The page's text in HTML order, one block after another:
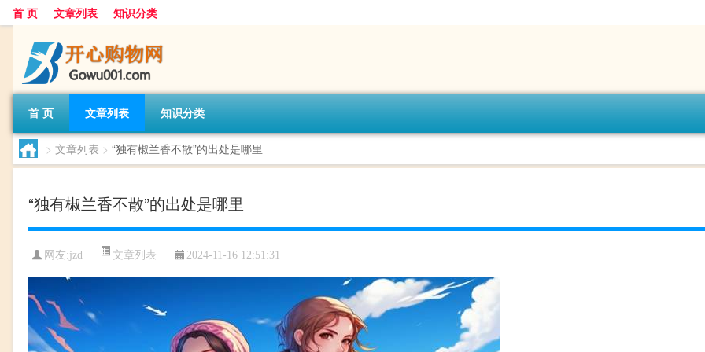
首 页 文章列表 知识分类
首 页 文章列表 知识分类
> 文章列表 > “独有椒兰香不散”的出处是哪里
“独有椒兰香不散”的出处是哪里
网友:jzd 文章列表 2024-11-16 12:51:31